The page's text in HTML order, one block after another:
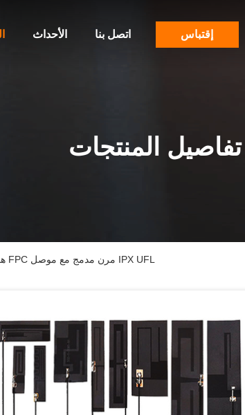
الأحداث اتصل بنا إقتباس
تفاصيل المنتجات
GSM Interna GPS 4G 433MHz هوائي FPC مرن مدمج مع موصل IPX UFL